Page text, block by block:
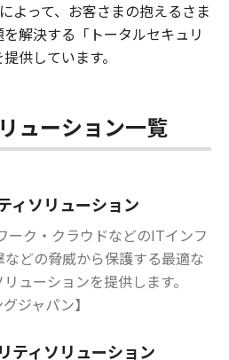
よって、お客さまの抱えるさま
解決する「トータルセキュリ
供しています。
ューション一覧
ィソリューション
ーク・クラウドなどのITインフ
どの脅威から保護する最適な
ューションを提供します。
ジャパン】
ティソリューション